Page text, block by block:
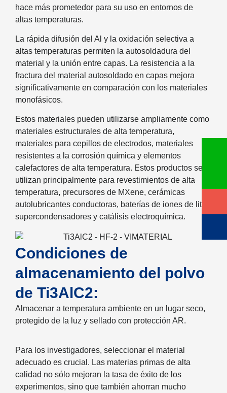
hace más prometedor para su uso en entornos de
altas temperaturas.
La rápida difusión del Al y la oxidación selectiva a
altas temperaturas permiten la autosoldadura del
material y la unión entre capas. La resistencia a la
fractura del material autosoldado en capas mejora
significativamente en comparación con los materiales
monofásicos.
Estos materiales pueden utilizarse ampliamente como
materiales estructurales de alta temperatura,
materiales para cepillos de electrodos, materiales
resistentes a la corrosión química y elementos
calefactores de alta temperatura. Estos productos se
utilizan principalmente para revestimientos de alta
temperatura, precursores de MXene, cerámicas
autolubricantes conductoras, baterías de iones de litio,
supercondensadores y catálisis electroquímica.
Condiciones de
almacenamiento del polvo
de Ti3AlC2:
Almacenar a temperatura ambiente en un lugar seco,
protegido de la luz y sellado con protección AR.
Para los investigadores, seleccionar el material
adecuado es crucial. Las materias primas de alta
calidad no sólo mejoran la tasa de éxito de los
experimentos, sino que también ahorran mucho